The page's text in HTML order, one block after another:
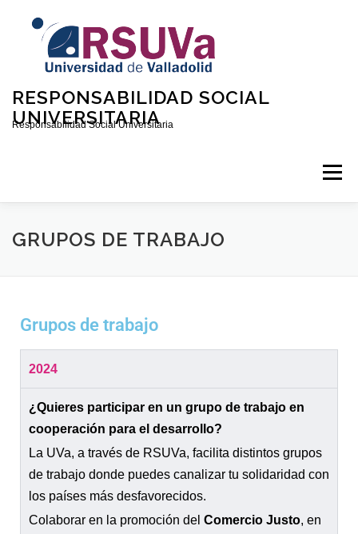
RESPONSABILIDAD SOCIAL
UNIVERSITARIA
Responsabilidad Social Universitaria
Menú
INICIO QUIÉNES SOMOS CONTACTO
DOCUMENTOS SOBRE RSU EN LA UVA
GRUPOS DE TRABAJO
Grupos de trabajo
2024
¿Quieres participar en un grupo de trabajo en
cooperación para el desarrollo?
La UVa, a través de RSUVa, facilita distintos grupos
de trabajo donde puedes canalizar tu solidaridad con
los países más desfavorecidos.
Colaborar en la promoción del Comercio Justo, en